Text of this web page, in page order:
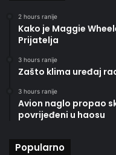
2 hours ranije
Kako je Maggie
Prijatelja
3 hours ranije
Zašto klima uređaj
3 hours ranije
Avion naglo propao
povrijeđeni u haosu
Popularno